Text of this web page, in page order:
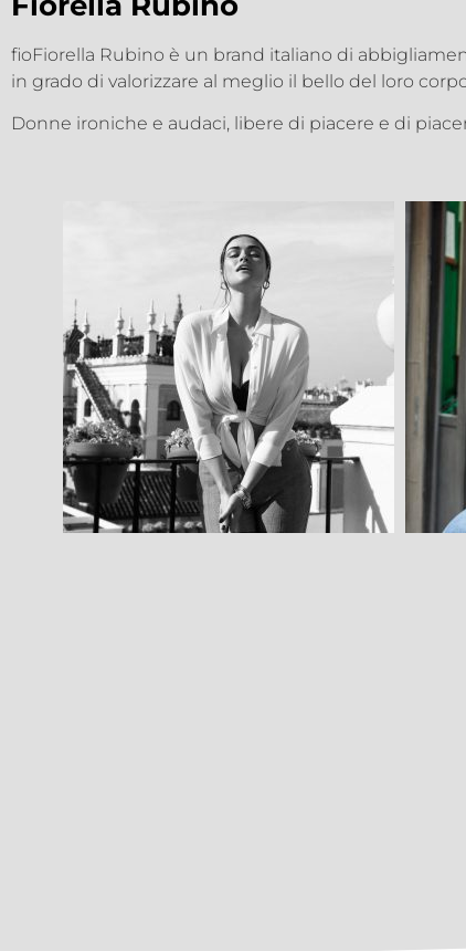
fioFiorella Rubino è un brand italiano di
in grado di valorizzare al meglio il bello del loro
Donne ironiche e audaci, libere di piacere e di